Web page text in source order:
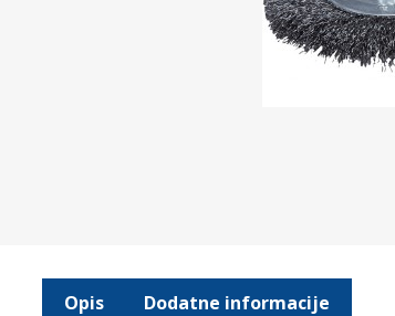
Opis Dodatne informacije